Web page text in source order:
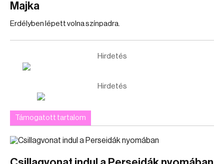
Majka
Erdélyben lépett volna színpadra.
Hirdetés
Hirdetés
Támogatott tartalom